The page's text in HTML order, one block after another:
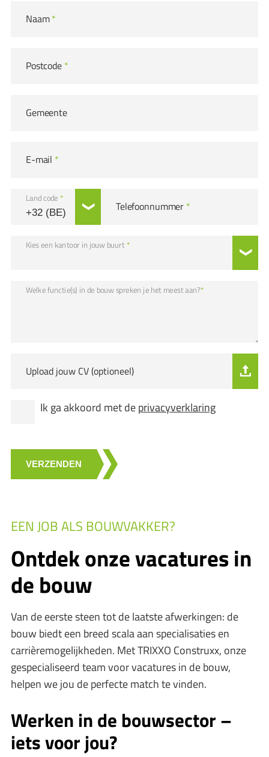
Naam*
Postcode *
Gemeente
E-mail *
Land code *
Telefoonnummer *
Kies een kantoor in jouw buurt *
Welke functie(s) in de bouw spreken je het meest aan?*
Upload jouw CV (optioneel)
Ik ga akkoord met deprivacyverklaring
VERZENDEN
EEN JOB ALS BOUWVAKKER?
Ontdek onze vacatures in
de bouw
Van de eerste steen tot de laatste afwerkingen: de
bouw biedt een breed scala aan specialisaties en
carrièremogelijkheden. Met TRIXXO Construxx, onze
gespecialiseerd team voor vacatures in de bouw,
helpen we jou de perfecte match te vinden.
Werken in de bouwsector –
iets voor jou?